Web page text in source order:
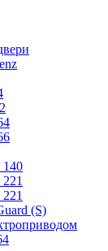
140
(S)